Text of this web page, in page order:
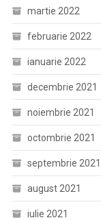
martie 2022
februarie 2022
ianuarie 2022
decembrie 2021
noiembrie 2021
octombrie 2021
septembrie 2021
august 2021
iulie 2021